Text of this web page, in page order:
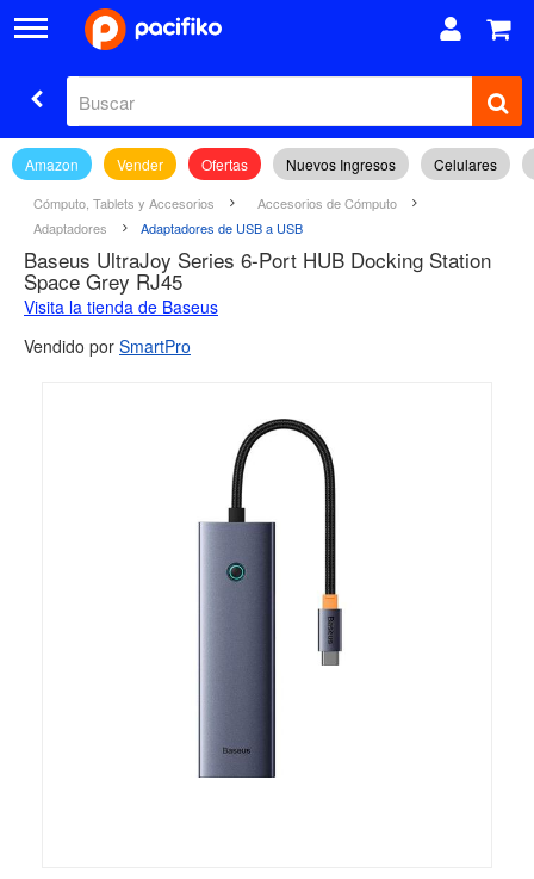
Amazon Vender Ofertas Nuevos Ingresos Celulares
Cómputo, Tablets y Accesorios
Accesorios de Cómputo
Adaptadores
Adaptadores de USB a USB
Baseus UltraJoy Series 6-Port HUB Docking Station
Space Grey RJ45
Visita la tienda de Baseus
Vendido por SmartPro